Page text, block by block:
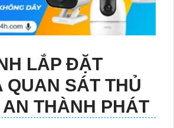
LẮP ĐẶT
QUAN SÁT THỦ
THÀNH PHÁT